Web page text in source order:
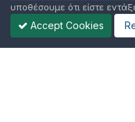
υποθέσουμε ότι είστε
Accept Cookies